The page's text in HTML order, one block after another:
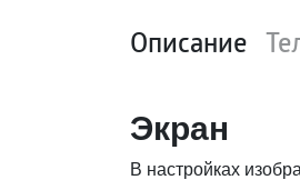
Описание
Экран
В настройках